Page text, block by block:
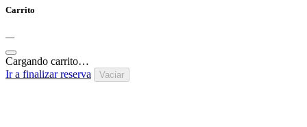
Carrito
—
Cargando carrito…
Ir a finalizar reserva
Vaciar